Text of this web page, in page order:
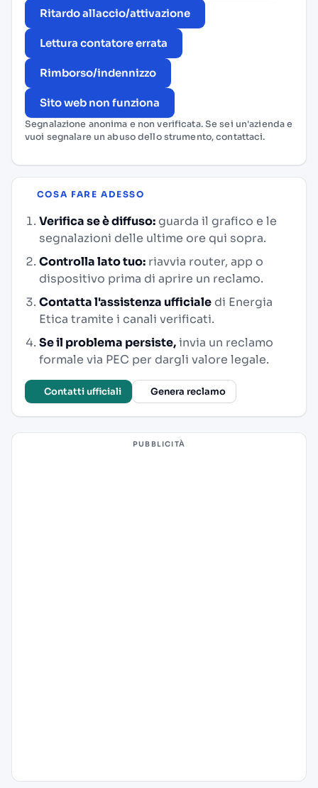
Ritardo allaccio/attivazione
Lettura contatore errata
Rimborso/indennizzo
Sito web non funziona
Segnalazione anonima e non verificata. Se sei un'azienda e
vuoi segnalare un abuso dello strumento,contattaci.
COSA FARE ADESSO
Verifica se è diffuso:guarda il grafico e le
segnalazioni delle ultime ore qui sopra.
Controlla lato tuo: riavvia router, app o
dispositivo prima di aprire un reclamo.
Contatta l'assistenza ufficialedi Energia
Etica tramite i canali verificati.
Se il problema persiste,invia un reclamo
formale via PEC per dargli valore legale.
Contatti ufficiali Genera reclamo
PUBBLICITÀ